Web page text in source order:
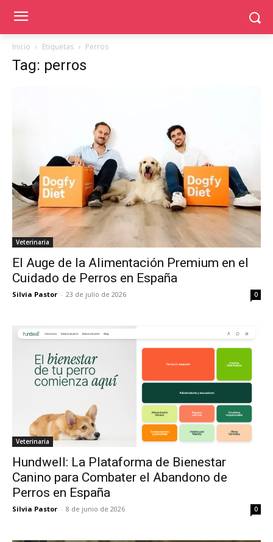
Inicio Etiquetas Perros
Tag: perros
Veterinaria
El Auge de la Alimentación Premium en el
Cuidado de Perros en España
Silvia Pastor - 23 de julio de 2026 0
Veterinaria
Hundwell: La Plataforma de Bienestar
Canino para Combater el Abandono de
Perros en España
Silvia Pastor - 8 de junio de 2026 0